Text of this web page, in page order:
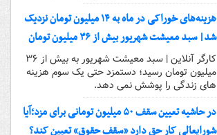
هزینه‌های خوراکی در ماه به ۱۴ میلیون تومان نزدیک
شد| سبد معیشت شهریور بیش از ۳۶ میلیون تومان
کارگر آنلاین | سبد معیشت شهریور به بیش از ۳۶
میلیون تومان رسید؛ دستمزد حتی یک سوم هزینه
های زندگی را پوشش نمی دهد.
در حاشیه‌ تعیین سقف ۵۰ میلیون تومانی برای مزد؛آیا
شورایعالی کار حق دارد «سقف حقوق» تعیین کند؟